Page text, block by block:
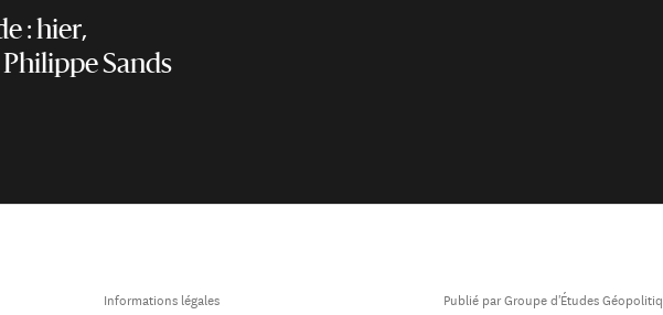
: hier,
Sands
Informations légales
Publié par Groupe d'Études